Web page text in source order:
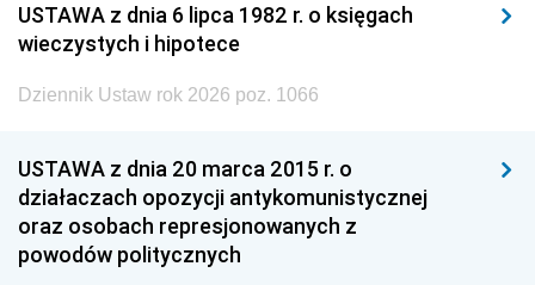
USTAWA z dnia 6 lipca 1982 r. o księgach
wieczystych i hipotece
Dziennik Ustaw rok 2026 poz. 1066
USTAWA z dnia 20 marca 2015 r. o
działaczach opozycji antykomunistycznej
oraz osobach represjonowanych z
powodów politycznych